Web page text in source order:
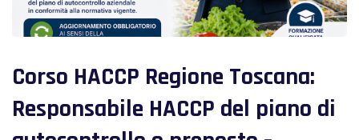
Corso HACCP Regione Toscana:
Responsabile HACCP del piano di